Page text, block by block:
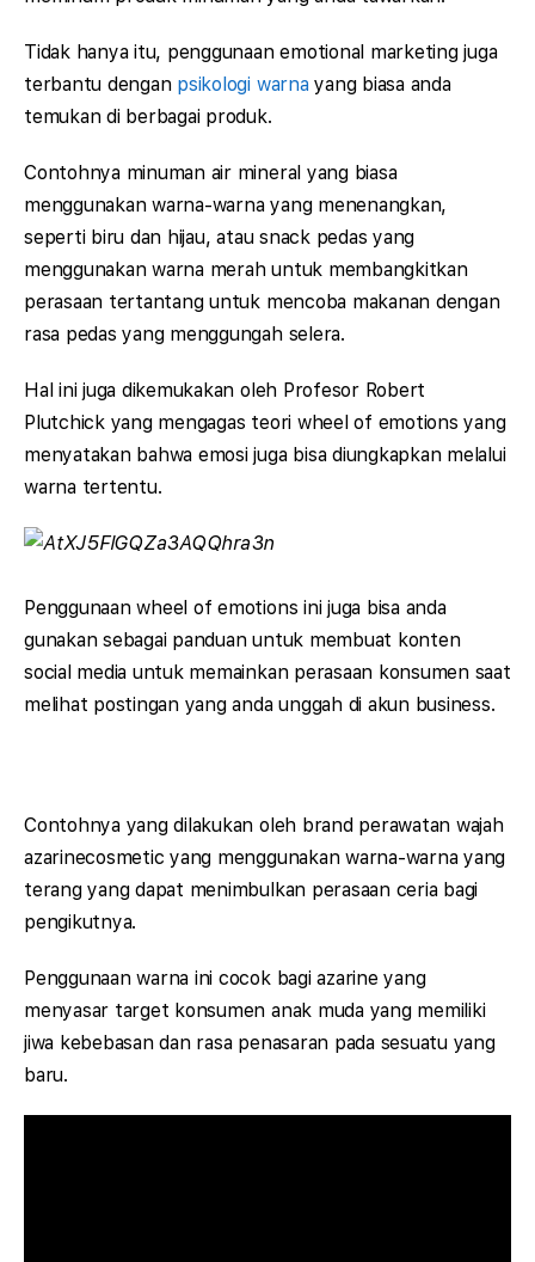
Tidak hanya itu, penggunaan emotional marketing juga
terbantu dengan psikologi warna yang biasa anda
temukan di berbagai produk.
Contohnya minuman air mineral yang biasa
menggunakan warna-warna yang menenangkan,
seperti biru dan hijau, atau snack pedas yang
menggunakan warna merah untuk membangkitkan
perasaan tertantang untuk mencoba makanan dengan
rasa pedas yang menggungah selera.
Hal ini juga dikemukakan oleh Profesor Robert
Plutchick yang mengagas teori wheel of emotions yang
menyatakan bahwa emosi juga bisa diungkapkan melalui
warna tertentu.
Penggunaan wheel of emotions ini juga bisa anda
gunakan sebagai panduan untuk membuat konten
social media untuk memainkan perasaan konsumen saat
melihat postingan yang anda unggah di akun business.
Contohnya yang dilakukan oleh brand perawatan wajah
azarinecosmetic yang menggunakan warna-warna yang
terang yang dapat menimbulkan perasaan ceria bagi
pengikutnya.
Penggunaan warna ini cocok bagi azarine yang
menyasar target konsumen anak muda yang memiliki
jiwa kebebasan dan rasa penasaran pada sesuatu yang
baru.